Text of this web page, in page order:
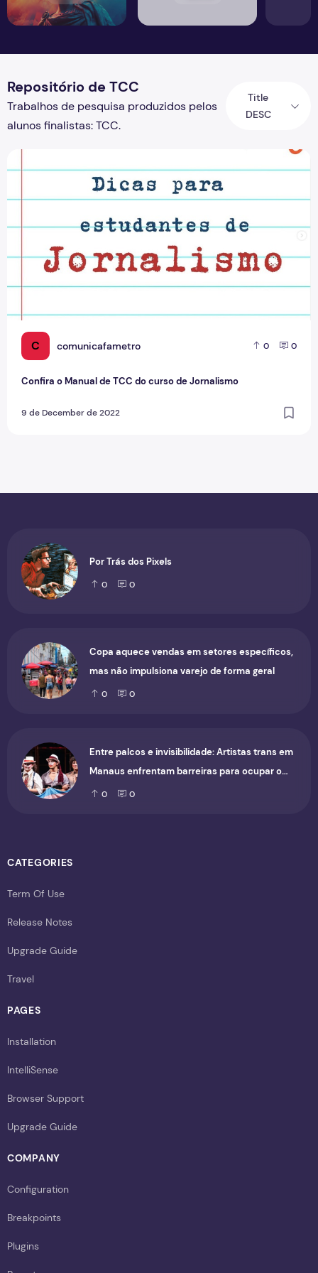
Repositório de TCC
Trabalhos de pesquisa produzidos pelos
alunos finalistas: TCC.
Title
DESC
C comunicafametro 0 0
Confira o Manual de TCC do curso de Jornalismo
9 de December de 2022
Por Trás dos Pixels
0 0
Copa aquece vendas em setores específicos,
mas não impulsiona varejo de forma geral
0 0
Entre palcos e invisibilidade: Artistas trans em
Manaus enfrentam barreiras para ocupar o
cenário cultural
0 0
CATEGORIES
Term Of Use
Release Notes
Upgrade Guide
Travel
PAGES
Installation
IntelliSense
Browser Support
Upgrade Guide
COMPANY
Configuration
Breakpoints
Plugins